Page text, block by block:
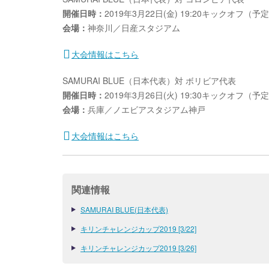
開催日時： 2019年3月22日(金) 19:20キックオフ（予定
会場： 神奈川／日産スタジアム
大会情報はこちら
SAMURAI BLUE（日本代表）対 ボリビア代表
開催日時： 2019年3月26日(火) 19:30キックオフ（予定
会場： 兵庫／ノエビアスタジアム神戸
大会情報はこちら
関連情報
SAMURAI BLUE(日本代表)
キリンチャレンジカップ2019 [3/22]
キリンチャレンジカップ2019 [3/26]